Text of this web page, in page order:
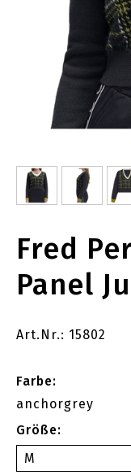
Fred
Panel
Art.Nr.: 15802
Farbe:
anchorgrey
Größe: